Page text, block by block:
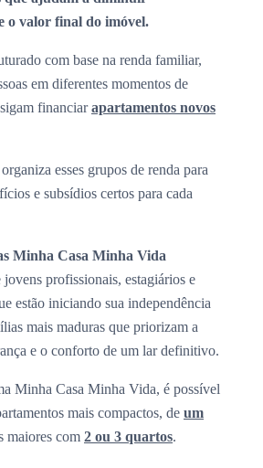
o valor final do imóvel.
com base na renda familiar,
em diferentes momentos de
financiarapartamentos novos
organiza esses grupos de renda para
e subsídios certos para cada
Minha Casa Minha Vida
jovens profissionais, estagiários e
estão iniciando sua independência
mais maduras que priorizam a
e o conforto de um lar definitivo.
Minha Casa Minha Vida, é possível
mais compactos, de um
maiores com 2 ou 3 quartos.